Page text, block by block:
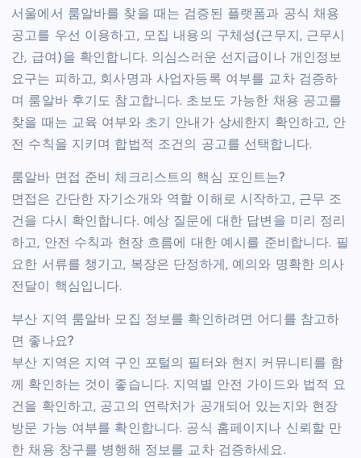
서울에서 룸알바를 찾을 때는 검증된 플랫폼과 공식 채용
공고를 우선 이용하고, 모집 내용의 구체성(근무지, 근무시
간, 급여)을 확인합니다. 의심스러운 선지급이나 개인정보
요구는 피하고, 회사명과 사업자등록 여부를 교차 검증하
며 룸알바 후기도 참고합니다. 초보도 가능한 채용 공고를
찾을 때는 교육 여부와 초기 안내가 상세한지 확인하고, 안
전 수칙을 지키며 합법적 조건의 공고를 선택합니다.
룸알바 면접 준비 체크리스트의 핵심 포인트는?
면접은 간단한 자기소개와 역할 이해로 시작하고, 근무 조
건을 다시 확인합니다. 예상 질문에 대한 답변을 미리 정리
하고, 안전 수칙과 현장 흐름에 대한 예시를 준비합니다. 필
요한 서류를 챙기고, 복장은 단정하게, 예의와 명확한 의사
전달이 핵심입니다.
부산 지역 룸알바 모집 정보를 확인하려면 어디를 참고하
면 좋나요?
부산 지역은 지역 구인 포털의 필터와 현지 커뮤니티를 함
께 확인하는 것이 좋습니다. 지역별 안전 가이드와 법적 요
건을 확인하고, 공고의 연락처가 공개되어 있는지와 현장
방문 가능 여부를 확인합니다. 공식 홈페이지나 신뢰할 만
한 채용 창구를 병행해 정보를 교차 검증하세요.